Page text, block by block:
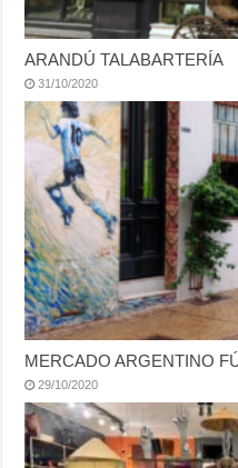
ARANDÚ TALABARTERÍA
31/10/2020
MERCADO ARGENTINO
29/10/2020